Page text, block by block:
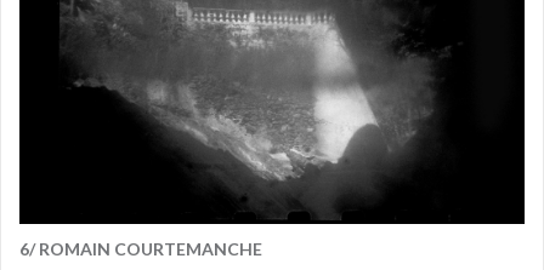
6/ ROMAIN COURTEMANCHE